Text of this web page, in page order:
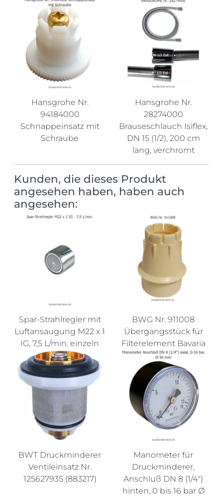
Hansgrohe Nr.
94184000
Schnappeinsatz mit
Schraube
Hansgrohe Nr.
28274000
Brauseschlauch Isiflex,
DN 15 (1/2), 200 cm
lang, verchromt
Kunden, die dieses Produkt
angesehen haben, haben auch
angesehen:
Spar-Strahlregler mit
Luftansaugung M22 x 1
IG, 7,5 L/min. einzeln
BWG Nr. 911008
Übergangsstück für
Filterelement Bavaria
BWT Druckminderer
Ventileinsatz Nr.
125627935 (883217)
Manometer für
Druckminderer,
Anschluß DN 8 (1/4")
hinten, 0 bis 16 bar Ø